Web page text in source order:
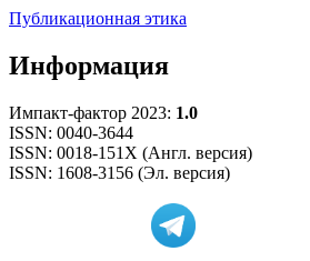
Публикационная этика
Информация
Импакт-фактор 2023: 1.0
ISSN: 0040-3644
ISSN: 0018-151X (Англ. версия)
ISSN: 1608-3156 (Эл. версия)